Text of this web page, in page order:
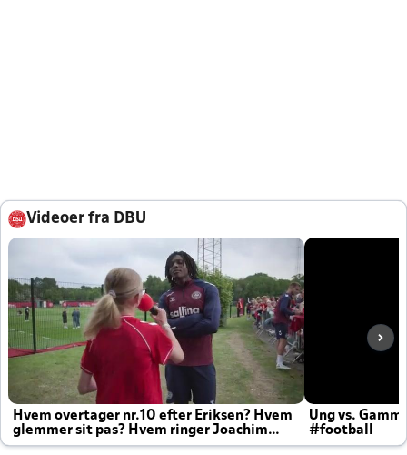
Videoer fra DBU
Hvem overtager nr.10 efter Eriksen? Hvem
glemmer sit pas? Hvem ringer Joachim
altid til efter kampe?
Ung vs.
#football